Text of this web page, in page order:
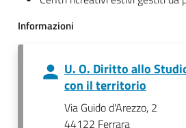
Informazioni
U. O. Diritto allo
con il territorio
Via Guido d'Arezzo, 2
44122 Ferrara